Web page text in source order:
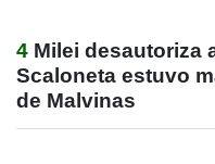
4 Milei desautoriza
Scaloneta estuvo
de Malvinas